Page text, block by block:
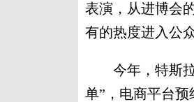
表演，从进博会
有的热度进入公
今年，特斯拉
单”，电商平台